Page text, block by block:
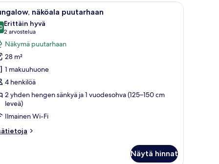
yöpöytä, peili ja näkymä merelle.Makuuhuoneessa on suuri sänky, peilillä
6 näköala puutarhaan
kautta 10
Erittäin hyvä
2 arvostelua
(2
arvostelua)
Näkymä puutarhaan
28 m²
1 makuuhuone
4 henkilöä
2 yhden hengen sänkyä ja 1 vuodesohva (125–150 cm
leveä)
Ilmainen Wi-Fi
Näytä hinnat